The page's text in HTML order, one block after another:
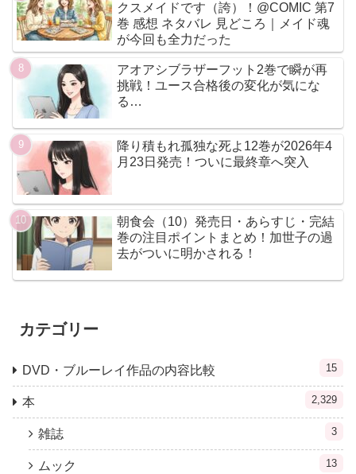
クスメイドです（誇）！@COMIC 第7
巻 感想 ネタバレ 見どころ｜メイド魂
が今回も全力だった
アオアシブラザーフット2巻で瞬が再
挑戦！ユース合格後の変化が気にな
る…
降り積もれ孤独な死よ12巻が2026年4
月23日発売！ついに最終章へ突入
朝食会（10）発売日・あらすじ・完結
巻の注目ポイントまとめ！加世子の過
去がついに明かされる！
カテゴリー
DVD・ブルーレイ作品の内容比較 15
本 2,329
雑誌 3
ムック 13